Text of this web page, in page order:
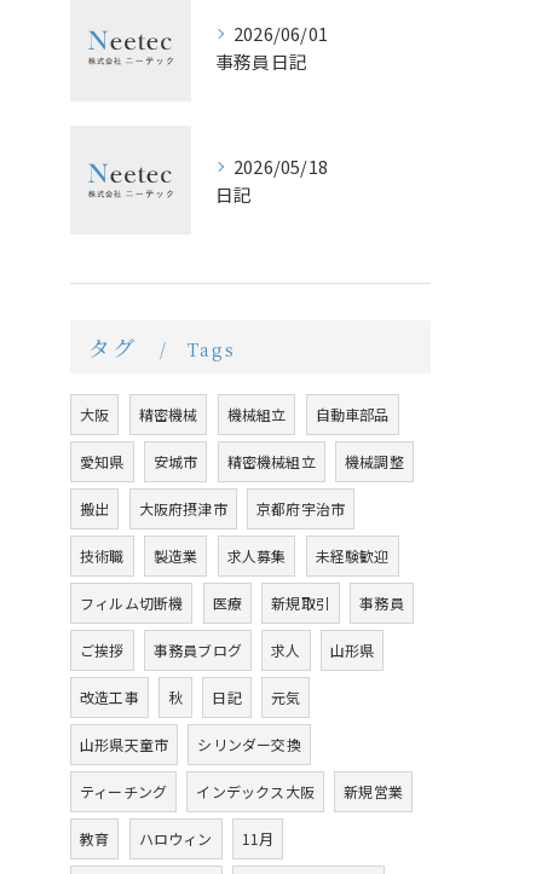
2026/06/01
事務員日記
2026/05/18
日記
タグ Tags
大阪 精密機械 機械組立 自動車部品
愛知県 安城市 精密機械組立 機械調整
搬出 大阪府摂津市 京都府宇治市
技術職 製造業 求人募集 未経験歓迎
フィルム切断機 医療 新規取引 事務員
ご挨拶 事務員ブログ 求人 山形県
改造工事 秋 日記 元気
山形県天童市 シリンダー交換
ティーチング インデックス大阪 新規営業
教育 ハロウィン 11月